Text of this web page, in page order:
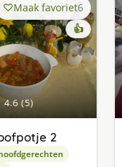
4.6 (5)
Maak favoriet6
👍
2